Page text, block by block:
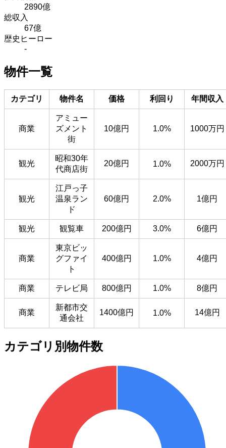
2890億
総収入
67億
歴史ヒーロー
-
物件一覧
カテゴリ 物件名 価格 利回り 年間収入
商業
アミュー
ズメント
街
10億円 1.0% 1000万円
観光
昭和30年
代商店街
20億円 1.0% 2000万円
観光
江戸っ子
温泉ラン
ド
60億円 2.0% 1億円
観光 観覧車 200億円 3.0% 6億円
商業
東京ビッ
グファイ
ト
400億円 1.0% 4億円
商業 テレビ局 800億円 1.0% 8億円
商業
新都市交
通会社
1400億円 1.0% 14億円
カテゴリ別物件数